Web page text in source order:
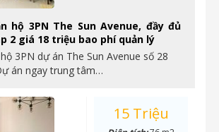
hộ 3PN The Sun Avenue, đầy đủ
2 giá 18 triệu bao phí quản lý
3PN dự án The Sun Avenue số 28
án ngay trung tâm…
15 Triệu